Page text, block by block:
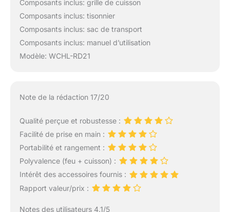
Composants inclus: grille de cuisson
Composants inclus: tisonnier
Composants inclus: sac de transport
Composants inclus: manuel d’utilisation
Modèle: WCHL-RD21
Note de la rédaction 17/20
Qualité perçue et robustesse :
Facilité de prise en main :
Portabilité et rangement :
Polyvalence (feu + cuisson) :
Intérêt des accessoires fournis :
Rapport valeur/prix :
Notes des utilisateurs 4.1/5